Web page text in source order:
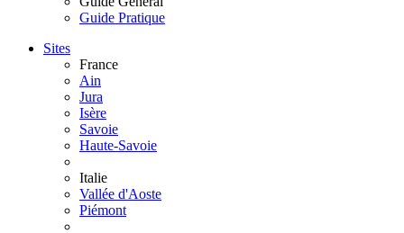
Guide Pratique
Sites
France
Ain
Jura
Isère
Savoie
Haute-Savoie
Italie
Vallée d'Aoste
Piémont